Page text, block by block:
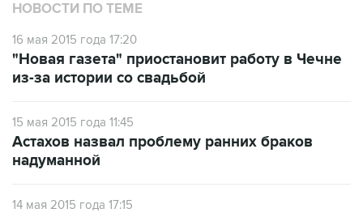
НОВОСТИ ПО ТЕМЕ
16 мая 2015 года 17:20
"Новая газета" приостановит работу в Чечне
из-за истории со свадьбой
15 мая 2015 года 11:45
Астахов назвал проблему ранних браков
надуманной
14 мая 2015 года 17:15